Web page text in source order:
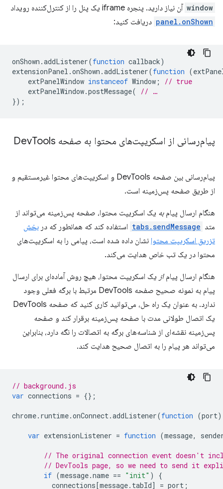
window آن نیاز دارید. پنجره iframe یک پنل را از کنترل‌کننده رویداد
panel.onShown دریافت کنید:
onShown .addListener(function callback)
extensionPanel .onShown .addListener(function (
extPanelWindow instanceof Window ;
// true
extPanelWindow.postMessage(
// …
});
پیام‌رسانی از اسکریپت‌های محتوا به صفحه Dev Tools
پیام‌رسانی بین صفحه DevTools و اسکریپت‌های محتوا غیرمستقیم و
از طریق صفحه پس‌زمینه است.
هنگام ارسال پیامبه یک اسکریپت محتوا، صفحه پس‌زمینه می‌تواند از
متد tabs.sendMessage استفاده کند که همانطور که در بخش
تزریق اسکریپت محتوا نشان داده شده است، پیامی را به اسکریپت‌های
محتوا در یک تب خاص هدایت می‌کند.
هنگام ارسال پیاماز یک اسکریپت محتوا، هیچ روش آماده‌ای برای ارسال
پیام به نمونه صحیح صفحه DevTools مرتبط با برگه فعلی وجود
ندارد. به عنوان یک راه حل، می‌توانید کاری کنید که صفحه DevTools
یک اتصال طولانی مدت با صفحه پس‌زمینه برقرار کند و صفحه
پس‌زمینه نقشه‌ای از شناسه‌های برگه به ​​اتصالات را نگه دارد، بنابراین
می‌تواند هر پیام را به اتصال صحیح هدایت کند.
// background.js
var connections = {};
chrome. runtime.onConnect.addListener(function (port)
var extensionListener = function (message,
// The original connection event doesn't
// DevTools page, so we need to send it
if (message.name == "init" )
{
connections [message. tabId] = port ;